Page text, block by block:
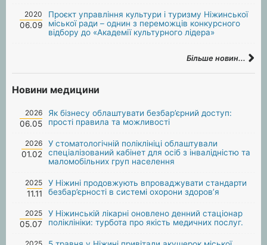
2020
06.09
Проєкт управління культури і туризму Ніжинської
міської ради – однин з переможців конкурсного
відбору до «Академії культурного лідера»
Більше новин...
Новини медицини
2026
06.05
Як бізнесу облаштувати безбар’єрний доступ:
прості правила та можливості
2026
01.02
У стоматологічній поліклініці облаштували
спеціалізований кабінет для осіб з інвалідністю та
маломобільних груп населення
2025
11.11
У Ніжині продовжують впроваджувати стандарти
безбар’єрності в системі охорони здоров’я
2025
05.07
У Ніжинській лікарні оновлено денний стаціонар
поліклініки: турбота про якість медичних послуг.